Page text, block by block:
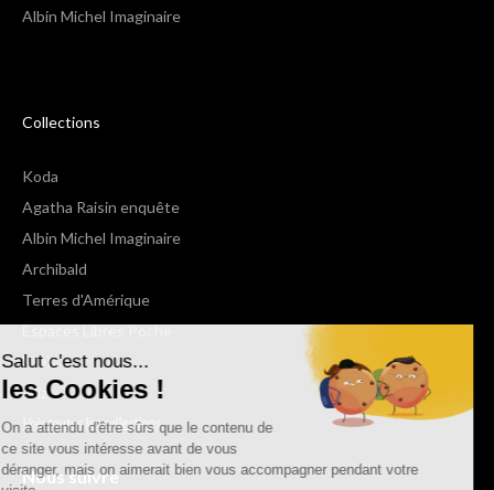
Salut c'est nous...
les Cookies !
On a attendu d'être sûrs que le contenu de
ce site vous intéresse avant de vous
déranger, mais on aimerait bien vous accompagner pendant votre
Albin Michel Imaginaire
Collections
Koda
Agatha Raisin enquête
Albin Michel Imaginaire
Archibald
Terres d'Amérique
Espaces Libres Poche
NOX
Wiz
Voir toutes les collections
Nous suivre